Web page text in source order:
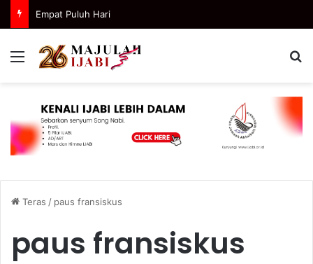
Empat Puluh Hari
Menu
Teras / paus fransiskus
paus fransiskus